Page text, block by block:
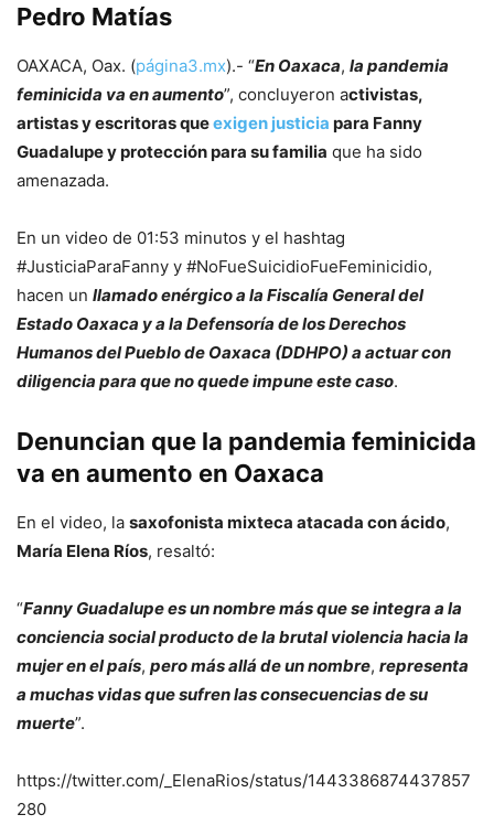
Pedro Matías
OAXACA, Oax. (página3.mx).- “En Oaxaca, la pandemia
feminicida va en aumento”, concluyeron activistas,
artistas y escritoras queexigen justicia para Fanny
Guadalupe y protección para su familia que ha sido
amenazada.
En un video de 01:53 minutos y el hashtag
#JusticiaParaFanny y #NoFueSuicidioFueFeminicidio,
hacen un llamado enérgico a la Fiscalía General del
Estado Oaxaca y a la Defensoría de los Derechos
Humanos del Pueblo de Oaxaca (DDHPO) a actuar con
diligencia para que no quede impune este caso.
Denuncian que la pandemia feminicida
va en aumento en Oaxaca
En el video, la saxofonista mixteca atacada con ácido,
María Elena Ríos, resaltó:
“Fanny Guadalupe es un nombre más que se integra a la
conciencia social producto de la brutal violencia hacia la
mujer en el país, pero más allá de un nombre, representa
a muchas vidas que sufren las consecuencias de su
muerte”.
https://twitter.com/_ElenaRios/status/1443386874437857
280